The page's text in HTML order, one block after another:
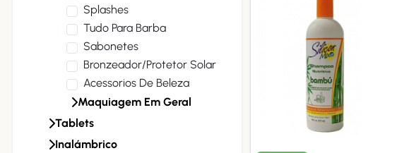
Splashes
Tudo Para Barba
Sabonetes
Bronzeador/protetor Solar
Acessorios De Beleza
Maquiagem Em Geral
Tablets
Inalámbrico